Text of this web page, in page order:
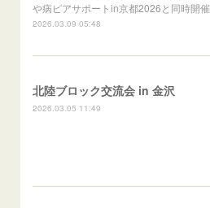
や病ピアサポートin京都2026と同時開催
2026.03.09 05:48
北陸ブロック交流会 in 金沢
2026.03.05 11:49